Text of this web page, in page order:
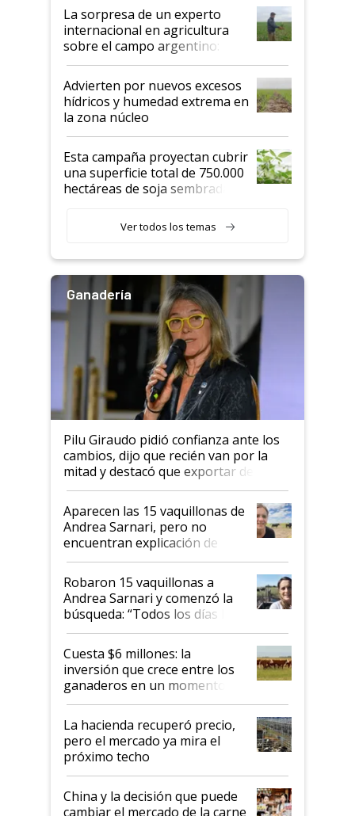
La sorpresa de un experto
internacional en agricultura
sobre el campo argentino:
"Estoy muy impresionado"
Advierten por nuevos excesos
hídricos y humedad extrema en
la zona núcleo
Esta campaña proyectan cubrir
una superficie total de 750.000
hectáreas de soja sembradas
variedades que marcan un
salto tecnológico en genética y
Ver todos los temas
Ganadería
Pilu Giraudo pidió confianza ante los
cambios, dijo que recién van por la
mitad y destacó que exportar dejó de
ser "para unos pocos": "Tenemos un
mandato muy claro del gobierno
nacional"
Aparecen las 15 vaquillonas de
Andrea Sarnari, pero no
encuentran explicación de
cómo llegaron allí
Robaron 15 vaquillonas a
Andrea Sarnari y comenzó la
búsqueda: “Todos los días le
toca a algún productor”
Cuesta $6 millones: la
inversión que crece entre los
ganaderos en un momento
histórico para la actividad
La hacienda recuperó precio,
pero el mercado ya mira el
próximo techo
China y la decisión que puede
cambiar el mercado de la carne